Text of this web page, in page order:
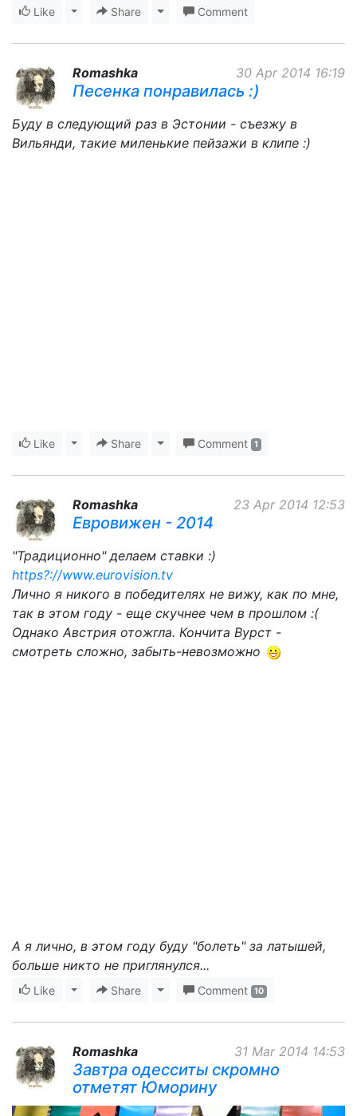
Like Toggle Dropdown
Share Toggle Dropdown
Comment
30 Apr 2014 16:19
Romashka
Песенка понравилась :)
Буду в следующий раз в Эстонии - съезжу в
Вильянди, такие миленькие пейзажи в клипе :)
Like Toggle Dropdown
Share Toggle Dropdown
Comment 1
23 Apr 2014 12:53
Romashka
Евровижен - 2014
"Традиционно" делаем ставки :)
https?://www.eurovision.tv
Лично я никого в победителях не вижу, как по мне,
так в этом году - еще скучнее чем в прошлом :(
Однако Австрия отожгла. Кончита Вурст -
смотреть сложно, забыть-невозможно
А я лично, в этом году буду "болеть" за латышей,
больше никто не приглянулся...
Like Toggle Dropdown
Share Toggle Dropdown
Comment 10
31 Mar 2014 14:53
Romashka
Завтра одесситы скромно
отметят Юморину